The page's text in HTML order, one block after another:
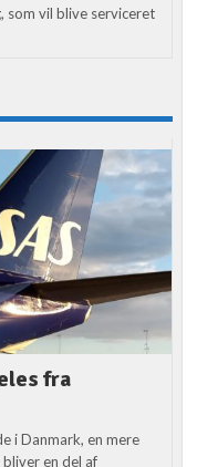
som vil blive serviceret
fra
i Danmark, en mere
en del af